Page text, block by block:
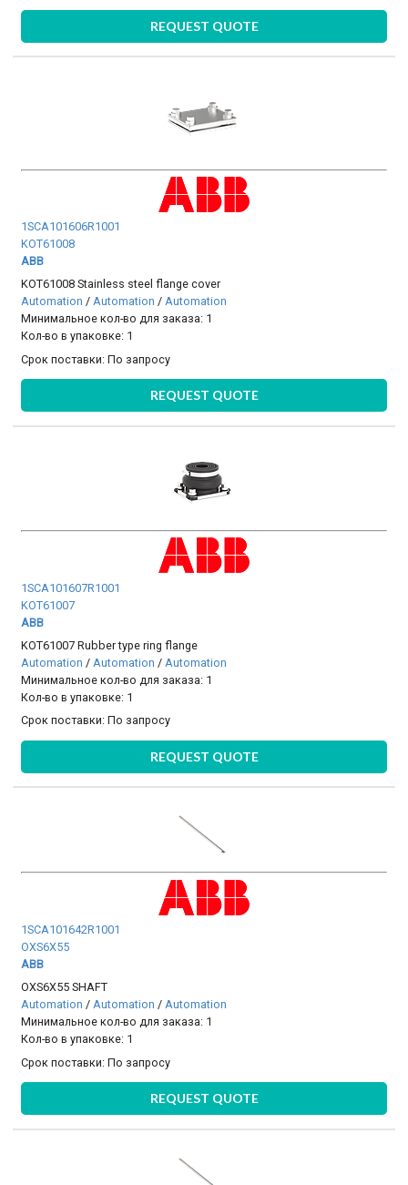
REQUEST QUOTE
1SCA101606R1001
KOT61008
ABB
KOT61008 Stainless steel flange cover
Automation /Automation /Automation
Минимальное кол-во для заказа: 1
Кол-во в упаковке: 1
Срок поставки:По запросу
REQUEST QUOTE
1SCA101607R1001
KOT61007
ABB
KOT61007 Rubber type ring flange
Automation / Automation / Automation
Минимальное кол-во для заказа: 1
Кол-во в упаковке: 1
Срок поставки:По запросу
REQUEST QUOTE
1SCA101642R1001
OXS6X55
ABB
OXS6X55 SHAFT
Automation /Automation /Automation
Минимальное кол-во для заказа: 1
Кол-во в упаковке: 1
Срок поставки:По запросу
REQUEST QUOTE